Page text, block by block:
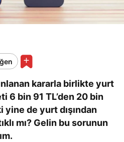
kararla birlikte yurt
6 bin 91 TL’den 20 bin
yine de yurt dışından
mı? Gelin bu sorunun